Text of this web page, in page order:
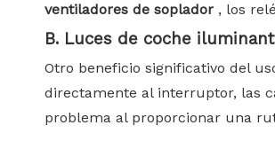
ventiladores de soplador , los
B. Luces de coche
Otro beneficio significativo del
directamente al interruptor, las
problema al proporcionar una